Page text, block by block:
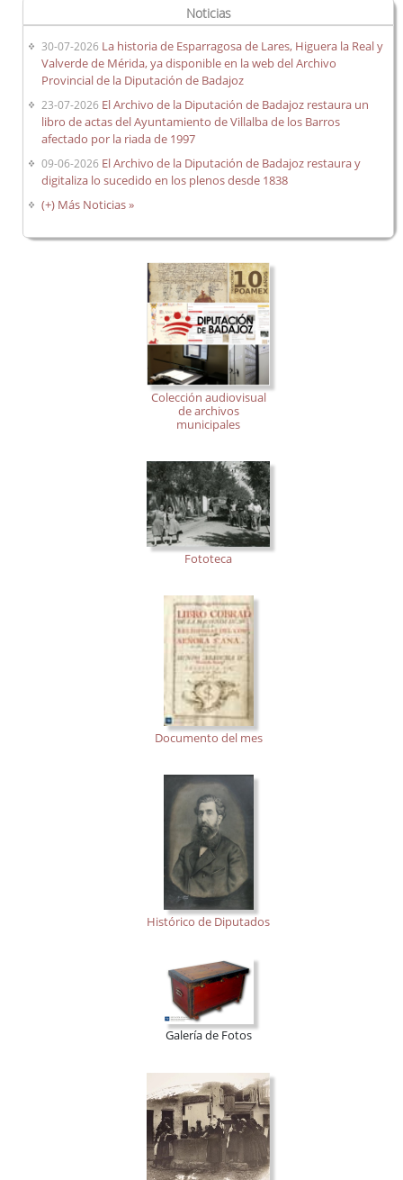
Noticias
30-07-2026 La historia de Esparragosa de Lares, Higuera la Real y
Valverde de Mérida, ya disponible en la web del Archivo
Provincial de la Diputación de Badajoz
23-07-2026 El Archivo de la Diputación de Badajoz restaura un
libro de actas del Ayuntamiento de Villalba de los Barros
afectado por la riada de 1997
09-06-2026 El Archivo de la Diputación de Badajoz restaura y
digitaliza lo sucedido en los plenos desde 1838
(+) Más Noticias »
Colección audiovisual
de archivos
municipales
Fototeca
Documento del mes
Histórico de Diputados
Galería de Fotos